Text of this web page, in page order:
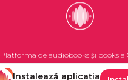
Platforma de audiobooks și books a
Instalează aplicația